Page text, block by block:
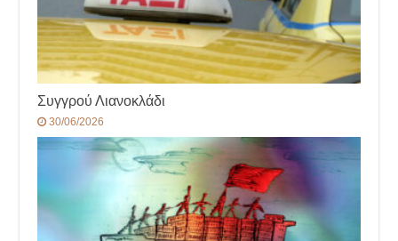
Συγγρού Λιανοκλάδι
30/06/2026